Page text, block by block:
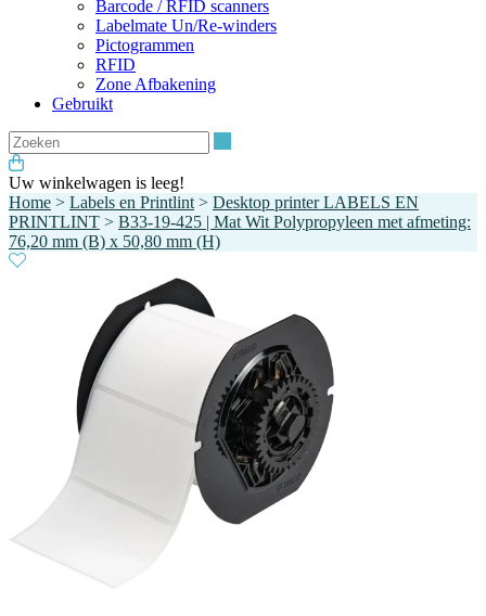
Barcode / RFID scanners
Labelmate Un/Re-winders
Pictogrammen
RFID
Zone Afbakening
Gebruikt
Uw winkelwagen is leeg!
Home > Labels en Printlint > Desktop printer LABELS EN
PRINTLINT > B33-19-425 | Mat Wit Polypropyleen met afmeting:
76,20 mm (B) x 50,80 mm (H)